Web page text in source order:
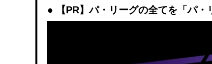
【PR】パ・リーグの全てを「パ・